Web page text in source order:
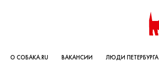
О СОБАКА.RU ВАКАНСИИ ЛЮДИ ПЕТЕРБУРГА